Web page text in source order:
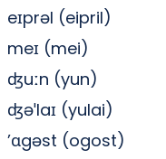
eɪprəl (eipril)
meɪ (mei)
ʤuːn (yun)
ʤəˈlaɪ (yulai)
’ɑgəst (ogost)